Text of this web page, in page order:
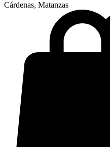
Cárdenas, Matanzas